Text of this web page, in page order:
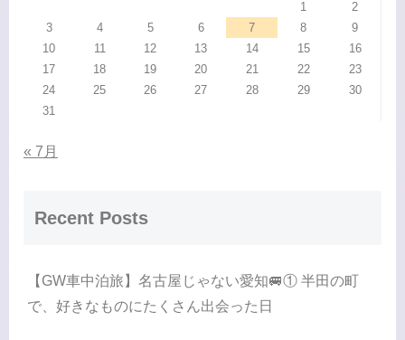
1
2
3
4 5 6 7 8
9
10
11 12 13 14 15
16
17
18 19 20 21 22
23
24
25 26 27 28 29
30
31
« 7月
Recent Posts
【GW車中泊旅】名古屋じゃない愛知🚐① 半田の町
で、好きなものにたくさん出会った日